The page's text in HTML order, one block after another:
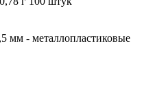
мм - металлопластиковые